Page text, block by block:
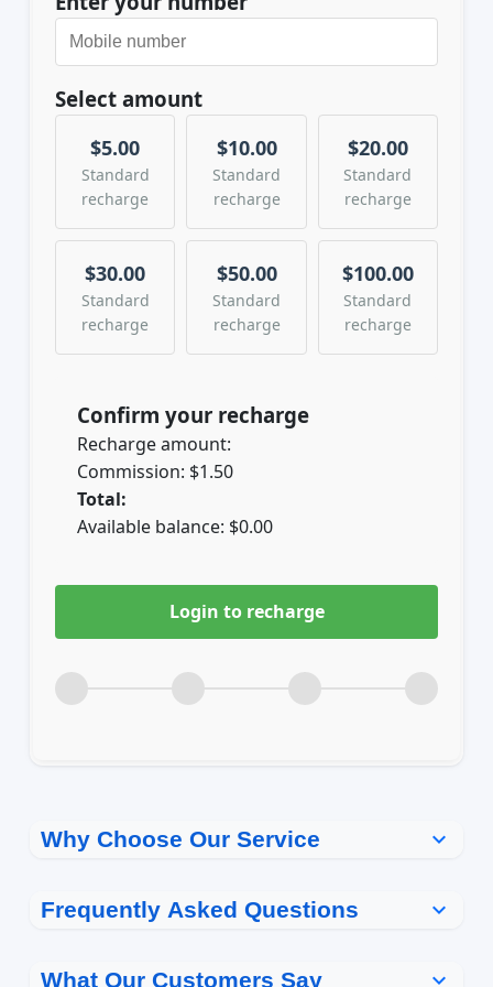
Select amount
$5.00
Standard
recharge
$10.00
Standard
recharge
$20.00
Standard
recharge
$30.00
Standard
recharge
$50.00
Standard
recharge
$100.00
Standard
recharge
Confirm your recharge
Recharge amount:
Commission: $1.50
Total:
Available balance: $0.00
Login to recharge
Why Choose Our Service expand_more
Frequently Asked Questions expand_more
What Our Customers Say expand_more